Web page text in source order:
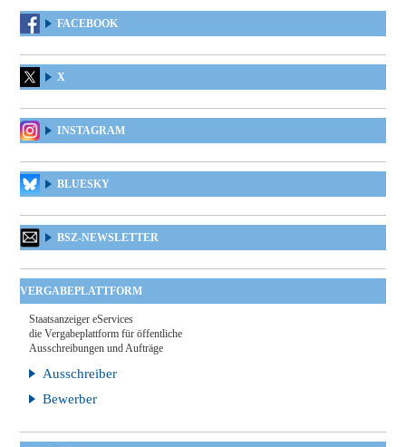
FACEBOOK
X
INSTAGRAM
BLUESKY
BSZ-NEWSLETTER
VERGABEPLATTFORM
Staatsanzeiger eServices
die Vergabeplattform für öffentliche
Ausschreibungen und Aufträge
Ausschreiber
Bewerber